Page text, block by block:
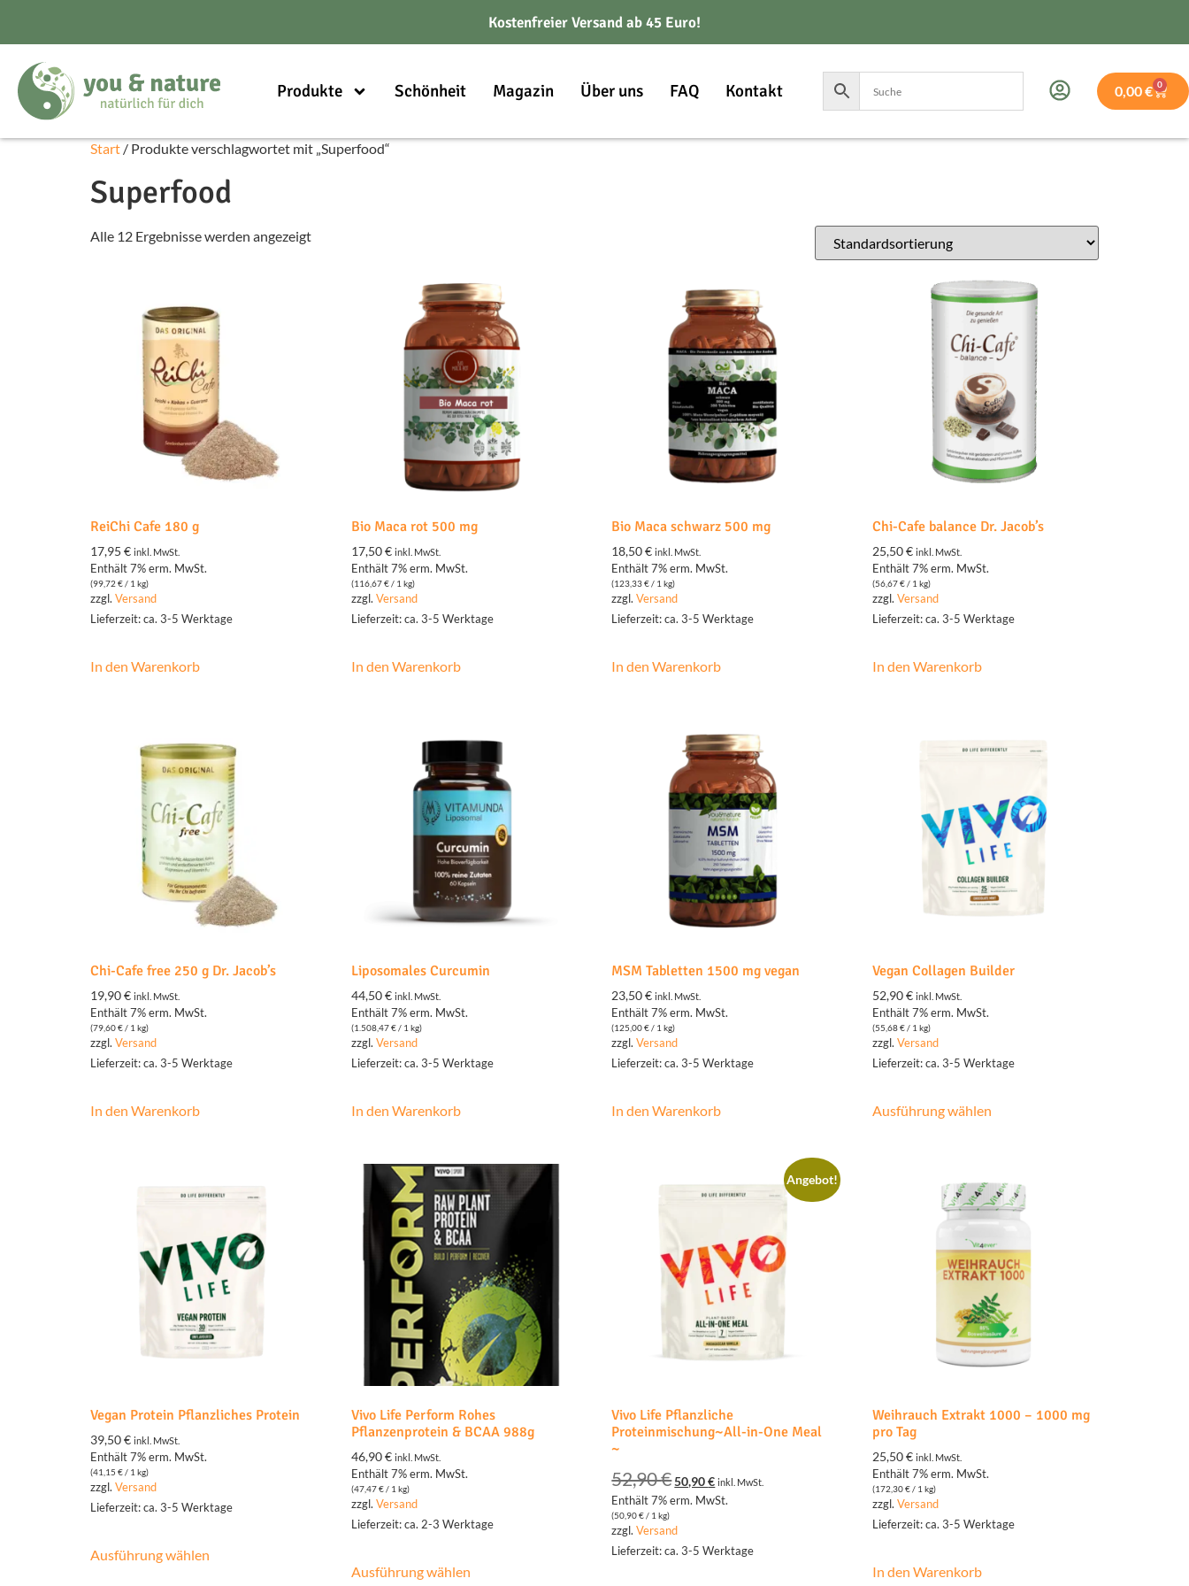
Kostenfreier Versand ab 45 Euro!
Produkte Schönheit Magazin Über uns FAQ Kontakt 0,00€ 0
Start / Produkte verschlagwortet mit „Superfood“
Superfood
Alle 12 Ergebnisse werden angezeigt
ReiChi Cafe 180 g
17,95 € inkl. MwSt.
Enthält 7% erm. MwSt.
(99,72 €/ 1 kg)
zzgl. Versand
Lieferzeit: ca. 3-5 Werktage
In den Warenkorb
Bio Maca rot 500 mg
17,50€ inkl. MwSt.
Enthält 7% erm. MwSt.
(116,67€/ 1 kg)
zzgl. Versand
Lieferzeit: ca. 3-5 Werktage
In den Warenkorb
Bio Maca schwarz 500 mg
18,50€ inkl. MwSt.
Enthält 7% erm. MwSt.
(123,33€/ 1 kg)
zzgl.Versand
Lieferzeit: ca. 3-5 Werktage
In den Warenkorb
Chi-Cafe balance Dr. Jacob’s
25,50€ inkl. MwSt.
Enthält 7% erm. MwSt.
(56,67€/ 1 kg)
zzgl.Versand
Lieferzeit: ca. 3-5 Werktage
In den Warenkorb
Chi-Cafe free 250 g Dr. Jacob’s
19,90€ inkl. MwSt.
Enthält 7% erm. MwSt.
(79,60€/ 1 kg)
zzgl. Versand
Lieferzeit: ca. 3-5 Werktage
In den Warenkorb
Liposomales Curcumin
44,50€ inkl. MwSt.
Enthält 7% erm. MwSt.
(1.508,47€/ 1 kg)
zzgl. Versand
Lieferzeit: ca. 3-5 Werktage
In den Warenkorb
MSM Tabletten 1500 mg vegan
23,50€ inkl. MwSt.
Enthält 7% erm. MwSt.
(125,00€/ 1 kg)
zzgl.Versand
Lieferzeit: ca. 3-5 Werktage
In den Warenkorb
Vegan Collagen Builder
52,90€ inkl. MwSt.
Enthält 7% erm. MwSt.
(55,68€/ 1 kg)
zzgl.Versand
Lieferzeit: ca. 3-5 Werktage
Ausführung wählen
Vegan Protein Pflanzliches Protein
39,50€ inkl. MwSt.
Enthält 7% erm. MwSt.
(41,15 €/ 1 kg)
zzgl. Versand
Lieferzeit: ca. 3-5 Werktage
Ausführung wählen
Vivo Life Perform Rohes
Pflanzenprotein & BCAA 988g
46,90€ inkl. MwSt.
Enthält 7% erm. MwSt.
(47,47€/ 1 kg)
zzgl. Versand
Lieferzeit: ca. 2-3 Werktage
Ausführung wählen
Angebot!
Vivo Life Pflanzliche
Proteinmischung~All-in-One Meal
~
52,90€50,90€ inkl. MwSt.
Enthält 7% erm. MwSt.
(50,90€/ 1 kg)
zzgl.Versand
Lieferzeit: ca. 3-5 Werktage
Weihrauch Extrakt 1000 – 1000 mg
pro Tag
25,50€ inkl. MwSt.
Enthält 7% erm. MwSt.
(172,30€/ 1 kg)
zzgl.Versand
Lieferzeit: ca. 3-5 Werktage
In den Warenkorb